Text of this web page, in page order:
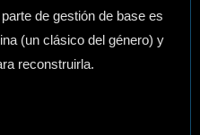
de gestión de base es
(un clásico del género) y
reconstruirla.